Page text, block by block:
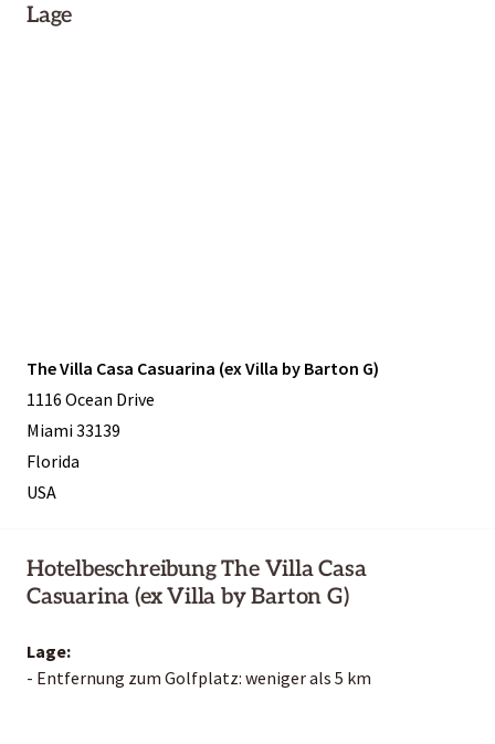
Lage
The Villa Casa Casuarina (ex Villa by Barton G)
1116 Ocean Drive
Miami 33139
Florida
USA
Hotelbeschreibung The Villa Casa
Casuarina (ex Villa by Barton G)
Lage:
- Entfernung zum Golfplatz: weniger als 5 km